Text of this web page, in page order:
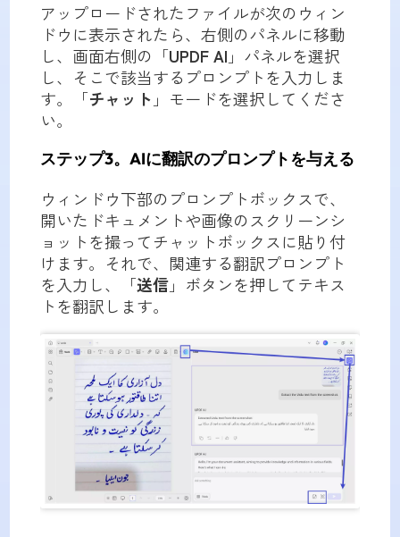
アップロードされたファイルが次のウィン
ドウに表示されたら、右側のパネルに移動
し、画面右側の「UPDF AI 」パネルを選択
し、そこで該当するプロンプトを入力しま
す。「チャット 」モードを選択してくださ
い。
ステップ3。AIに翻訳のプロンプトを与える
ウィンドウ下部のプロンプトボックスで、
開いたドキュメントや画像のスクリーンシ
ョットを撮ってチャットボックスに貼り付
けます。それで、関連する翻訳プロンプト
を入力し、「送信」ボタンを押してテキス
トを翻訳します。